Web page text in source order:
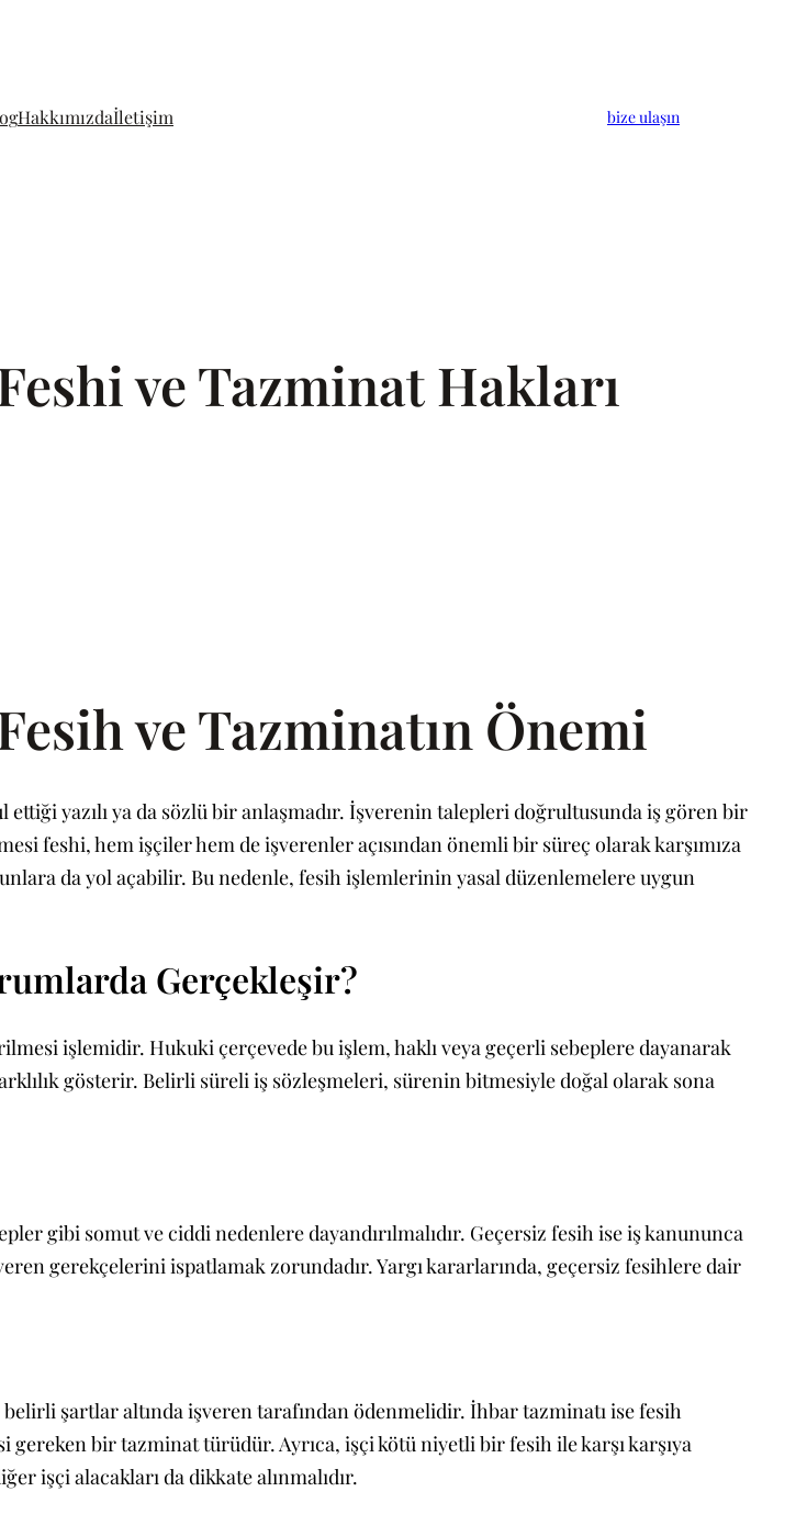
Hakkımızdaİletişim bize ulaşın
ve Tazminat Hakları
ve Tazminatın Önemi
yazılı ya da sözlü bir anlaşmadır. İşverenin talepleri doğrultusunda iş gören bir
feshi, hem işçiler hem de işverenler açısından önemli bir süreç olarak karşımıza
da yol açabilir. Bu nedenle, fesih işlemlerinin yasal düzenlemelere uygun
Gerçekleşir?
işlemidir. Hukuki çerçevede bu işlem, haklı veya geçerli sebeplere dayanarak
gösterir. Belirli süreli iş sözleşmeleri, sürenin bitmesiyle doğal olarak sona
gibi somut ve ciddi nedenlere dayandırılmalıdır. Geçersiz fesih ise iş kanununca
gerekçelerini ispatlamak zorundadır. Yargı kararlarında, geçersiz fesihlere dair
belirli şartlar altında işveren tarafından ödenmelidir. İhbar tazminatı ise fesih
bir tazminat türüdür. Ayrıca, işçi kötü niyetli bir fesih ile karşı karşıya
işçi alacakları da dikkate alınmalıdır.